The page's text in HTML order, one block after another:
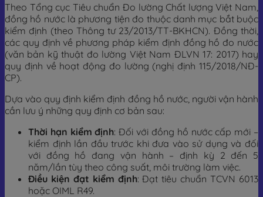
Theo Tổng cục Tiêu chuẩn Đo lường Chất lượng Việt Nam,
đồng hồ nước là phương tiện đo thuộc danh mục bắt buộc
kiểm định (theo Thông tư 23/2013/TT-BKHCN). Đồng thời,
các quy định về phương pháp kiểm định đồng hồ đo nước
(văn bản kỹ thuật đo lường Việt Nam ĐLVN 17: 2017) hay
quy định về hoạt động đo lường (nghị định 115/2018/NĐ-
CP).
Dựa vào quy định kiểm định đồng hồ nước, người vận hành
cần lưu ý những quy định cơ bản sau:
Thời hạn kiểm định: Đối với đồng hồ nước cấp mới –
kiểm định lần đầu trước khi đưa vào sử dụng và đối
với đồng hồ đang vận hành – định kỳ 2 đến 5
năm/lần tùy theo công suất, môi trường làm việc.
Điều kiện đạt kiểm định: Đạt tiêu chuẩn TCVN 6013
hoặc OIML R49.